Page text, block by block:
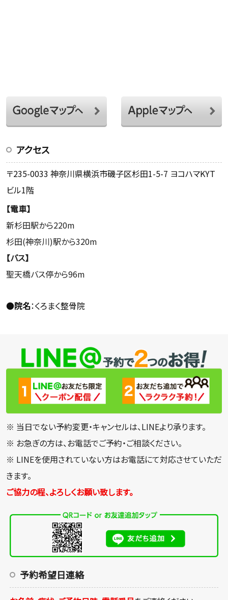
アクセス
〒235-0033 神奈川県横浜市磯子区杉田1-5-7 ヨコハマKYT
ビル1階
【電車】
新杉田駅から220m
杉田(神奈川)駅から320m
【バス】
聖天橋バス停から96m
●院名：くろまく整骨院
※ 当日でない予約変更・キャンセルは、LINEより承ります。
※ お急ぎの方は、お電話でご予約・ご相談ください。
※ LINEを使用されていない方はお電話にて対応させていただ
きます。
ご協力の程、よろしくお願い致します。
予約希望日連絡